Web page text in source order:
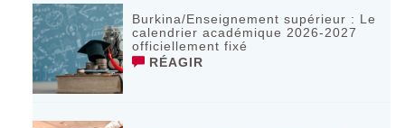
Burkina/Enseignement supérieur : Le
calendrier académique 2026-2027
officiellement fixé
RÉAGIR